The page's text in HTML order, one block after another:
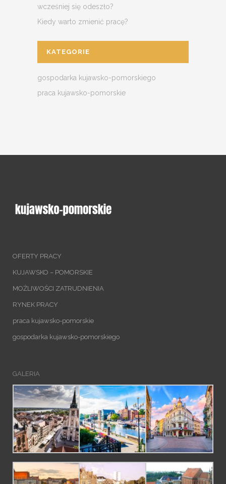
wcześniej się odeszło?
Kiedy warto zmienić pracę?
KATEGORIE
gospodarka kujawsko-pomorskiego
praca kujawsko-pomorskie
OFERTY PRACY
KUJAWSKO – POMORSKIE
MOŻLIWOŚCI ZATRUDNIENIA
RYNEK PRACY
praca kujawsko-pomorskie
gospodarka kujawsko-pomorskiego
GALERIA